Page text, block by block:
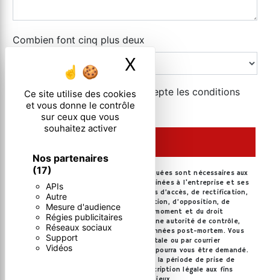
Ce site utilise des cookies
et vous donne le contrôle
sur ceux que vous
souhaitez activer
Nos partenaires
(17)
APIs
Autre
Mesure d'audience
Régies publicitaires
Réseaux sociaux
Support
Vidéos
X Masquer le
Combien font cinq plus deux
En cochant cette case, j'accepte les conditions
particulières ci-dessous **
** Les données personnelles communiquées sont nécessaires aux
fins de vous contacter. Elles sont destinées à l'entreprise et ses
sous-traitants. Vous disposez de droits d’accès, de rectification,
d’effacement, de portabilité, de limitation, d’opposition, de
retrait de votre consentement à tout moment et du droit
d’introduire une réclamation auprès d’une autorité de contrôle,
ainsi que d’organiser le sort de vos données post-mortem. Vous
pouvez exercer ces droits par voie postale ou par courrier
électronique. Un justificatif d'identité pourra vous être demandé.
Nous conservons vos données pendant la période de prise de
contact puis pendant la durée de prescription légale aux fins